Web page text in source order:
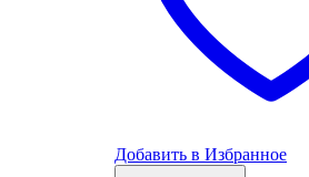
Добавить в Избранное